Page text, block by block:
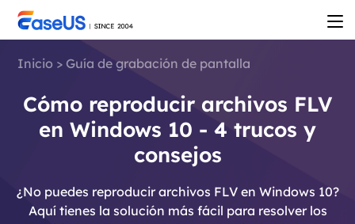
Inicio > Guía de grabación de pantalla
Cómo reproducir archivos FLV
en Windows 10 - 4 trucos y
consejos
¿No puedes reproducir archivos FLV en Windows 10?
Aquí tienes la solución más fácil para resolver los